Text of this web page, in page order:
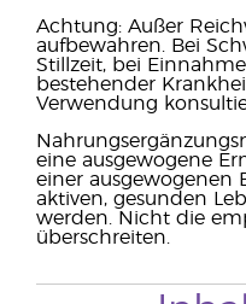
Achtung: Außer
aufbewahren. Bei
Stillzeit, bei
bestehender
Verwendung
eine ausgewogene
einer ausgewogenen
aktiven, gesunden
werden. Nicht die
überschreiten.